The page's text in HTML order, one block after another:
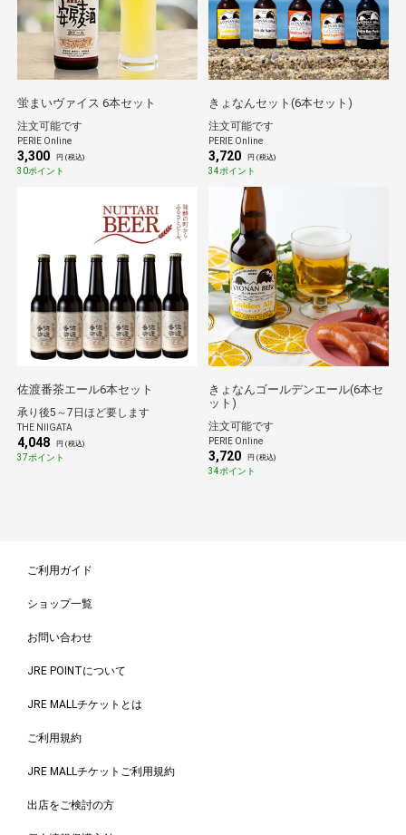
蛍まいヴァイス 6本セット
注文可能です
PERIE Online
3,300 円 (税込)
30ポイント
きょなんセット(6本セット)
注文可能です
PERIE Online
3,720 円 (税込)
34ポイント
佐渡番茶エール6本セット
承り後5～7日ほど要します
THE NIIGATA
4,048 円 (税込)
37ポイント
きょなんゴールデンエール(6本セ
ット)
注文可能です
PERIE Online
3,720 円 (税込)
34ポイント
ご利用ガイド
ショップ一覧
お問い合わせ
JRE POINTについて
JRE MALLチケットとは
ご利用規約
JRE MALLチケットご利用規約
出店をご検討の方